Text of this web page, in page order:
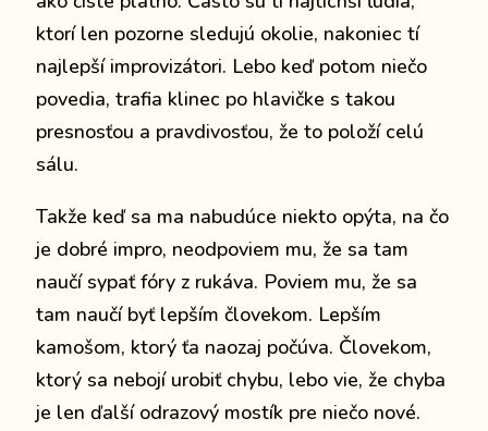
ktorí len pozorne sledujú okolie, nakoniec tí
najlepší improvizátori. Lebo keď potom niečo
povedia, trafia klinec po hlavičke s takou
presnosťou a pravdivosťou, že to položí celú
sálu.
Takže keď sa ma nabudúce niekto opýta, na čo
je dobré impro, neodpoviem mu, že sa tam
naučí sypať fóry z rukáva. Poviem mu, že sa
tam naučí byť lepším človekom. Lepším
kamošom, ktorý ťa naozaj počúva. Človekom,
ktorý sa nebojí urobiť chybu, lebo vie, že chyba
je len ďalší odrazový mostík pre niečo nové.